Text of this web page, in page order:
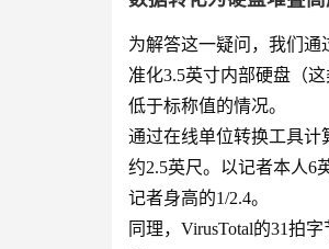
为解答这一疑问，我们
准化3.5英寸内部硬盘（
低于标称值的情况。
通过在线单位转换工具计
约2.5英尺。以记者本人6
记者身高的1/2.4。
同理，VirusTotal的31拍